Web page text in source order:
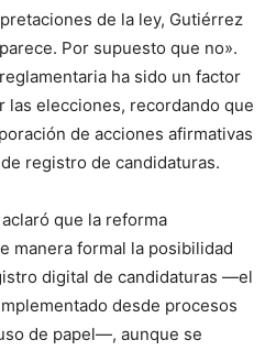
de la ley, Gutiérrez
Por supuesto que no».
ha sido un factor
las elecciones, recordando que
de acciones afirmativas
registro de candidaturas.
que la reforma
manera formal la posibilidad
digital de candidaturas —el
desde procesos
de papel—, aunque se